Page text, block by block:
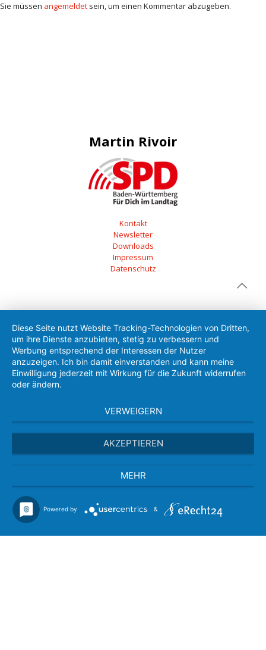
Sie müssen angemeldet sein, um einen Kommentar abzugeben.
Martin Rivoir
Kontakt
Newsletter
Downloads
Impressum
Datenschutz
Diese Seite nutzt Website Tracking-Technologien von Dritten,
um ihre Dienste anzubieten, stetig zu verbessern und
Werbung entsprechend der Interessen der Nutzer
anzuzeigen. Ich bin damit einverstanden und kann meine
Einwilligung jederzeit mit Wirkung für die Zukunft widerrufen
oder ändern.
VERWEIGERN
AKZEPTIEREN
MEHR
Powered by &